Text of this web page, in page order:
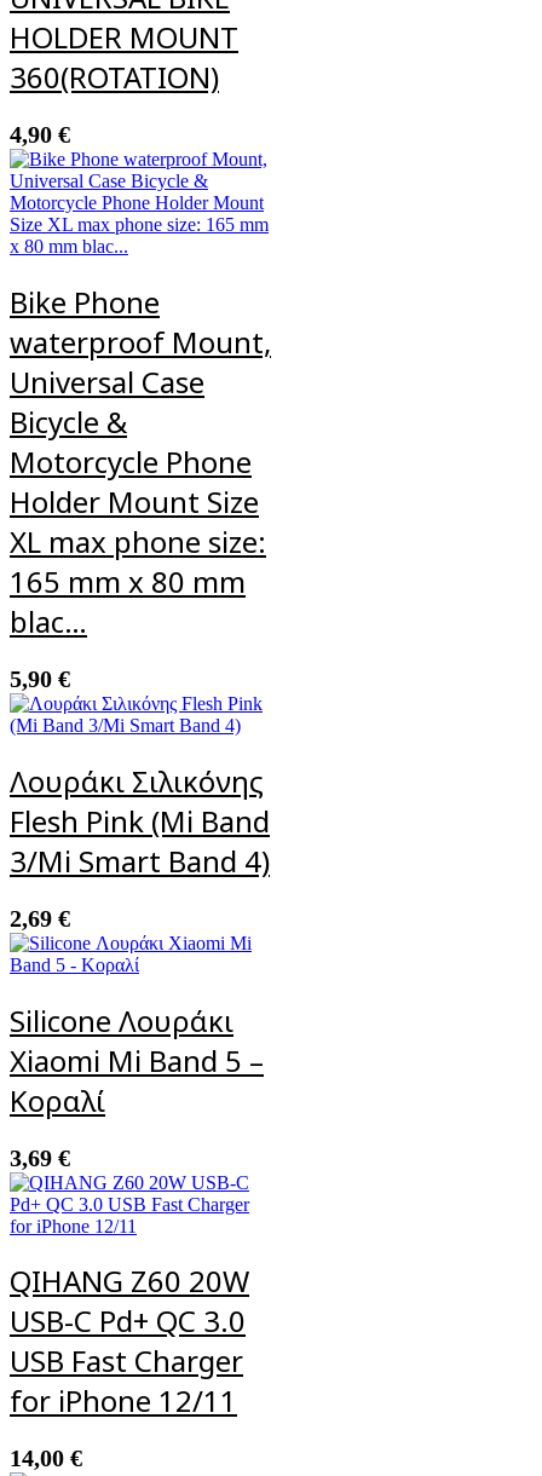
HOLDER MOUNT
360(ROTATION)
4,90 €
Bike Phone
waterproof Mount,
Universal Case
Bicycle &
Motorcycle Phone
Holder Mount Size
XL max phone size:
165 mm x 80 mm
blac…
5,90 €
Λουράκι Σιλικόνης
Flesh Pink (Mi Band
3/Mi Smart Band 4)
2,69 €
Silicone Λουράκι
Xiaomi Mi Band 5 –
Κοραλί
3,69 €
QIHANG Z60 20W
USB-C Pd+ QC 3.0
USB Fast Charger
for iPhone 12/11
14,00 €